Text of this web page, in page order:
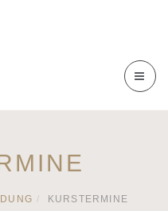
KURSTERMINE